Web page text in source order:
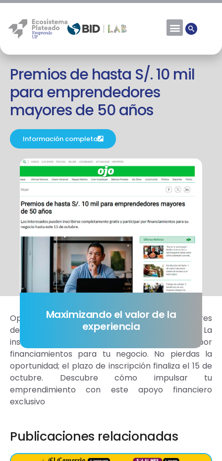
Premios de hasta S/. 10 mil
para emprendedores
mayores de 50 años
Información completa
Maximizando el valor de la
experiencia
Oportunidad única para emprendedores mayores
de 50 años: ¡Gana premios de hasta S/. 10 mil! La
inscripción es gratuita y puedes participar por
financiamientos para tu negocio. No pierdas la
oportunidad; el plazo de inscripción finaliza el 15 de
octubre. Descubre cómo impulsar tu
emprendimiento con este apoyo financiero
exclusivo
Publicaciones relacionadas